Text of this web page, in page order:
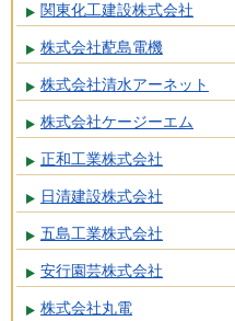
関東化工建設株式会社
株式会社蓜島電機
株式会社清水アーネット
株式会社ケージーエム
正和工業株式会社
日清建設株式会社
五島工業株式会社
安行園芸株式会社
株式会社丸電